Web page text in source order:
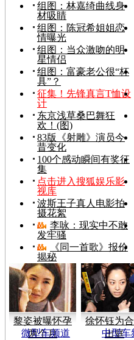
组图：林嘉绮曲线身
材吸睛
组图：陈冠希姐姐恋
情曝光
组图：当众激吻的明
星情侣
组图：富豪老公很“杯
具”？
征集！先锋真言T恤设
计
东京浅草桑巴舞狂
欢！(图)
83版《射雕》演员今
昔变化
100个感动瞬间有奖征
集
点击进入搜狐娱乐影
视库
波斯王子真人电影拍
摄花絮
李咏：现实中不敢
发牢骚
《同一首歌》报价
揭秘
黎姿被曝怀孕
两个月
徐怀钰为
出庭
微型车频道 中型车